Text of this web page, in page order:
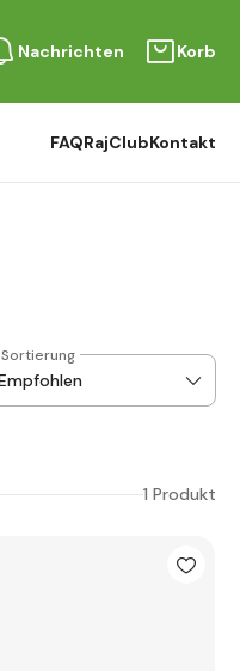
Nachrichten Korb
FAQRajClubKontakt
Sortierung
1 Produkt